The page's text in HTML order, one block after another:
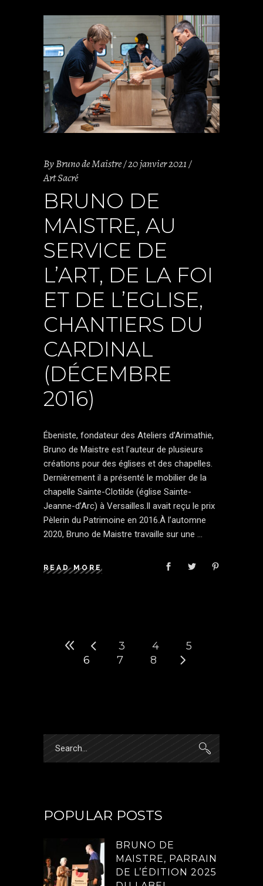
ByBruno de Maistre 20 janvier 2021
Art Sacré
BRUNO DE
MAISTRE, AU
SERVICE DE
L’ART, DE LA FOI
ET DE L’EGLISE,
CHANTIERS DU
CARDINAL
(DÉCEMBRE
2016)
Ébeniste, fondateur des Ateliers d’Arimathie,
Bruno de Maistre est l’auteur de plusieurs
créations pour des églises et des chapelles.
Dernièrement il a présenté le mobilier de la
chapelle Sainte-Clotilde (église Sainte-
Jeanne-d’Arc) à Versailles.Il avait reçu le prix
Pèlerin du Patrimoine en 2016.À l’automne
2020, Bruno de Maistre travaille sur une
READ MORE
3 4
5
6
7 8
for:
POPULAR POSTS
BRUNO DE
MAISTRE, PARRAIN
DE L’ÉDITION 2025